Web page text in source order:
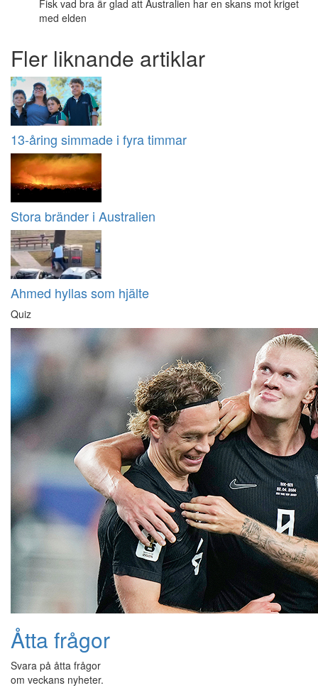
Fisk vad bra är glad att Australien har en skans mot kriget
med elden
Fler liknande artiklar
13-åring simmade i fyra timmar
Stora bränder i Australien
Ahmed hyllas som hjälte
Quiz
Åtta frågor
Svara på åtta frågor
om veckans nyheter.